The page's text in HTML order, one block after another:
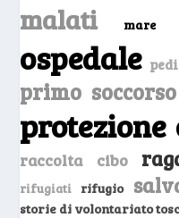
malati mare
ospedale
primo soccorso
raccolta cibo
rifugiati
rifugio
storie di volontariato